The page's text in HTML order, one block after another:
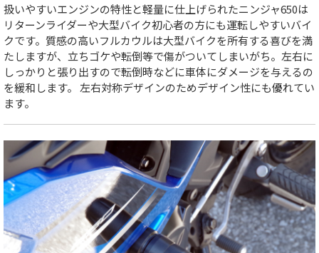
扱いやすいエンジンの特性と軽量に仕上げられたニンジャ650は
リターンライダーや大型バイク初心者の方にも運転しやすいバイ
クです。質感の高いフルカウルは大型バイクを所有する喜びを満
たしますが、立ちゴケや転倒等で傷がついてしまいがち。左右に
しっかりと張り出すので転倒時などに車体にダメージを与えるの
を緩和します。 左右対称デザインのためデザイン性にも優れてい
ます。